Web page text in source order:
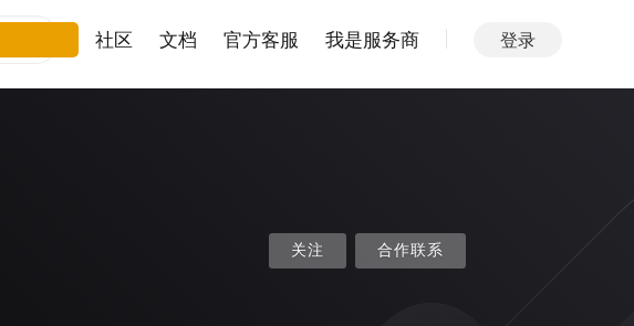
社区 文档 官方客服 我是服务商 登录
关注 合作联系